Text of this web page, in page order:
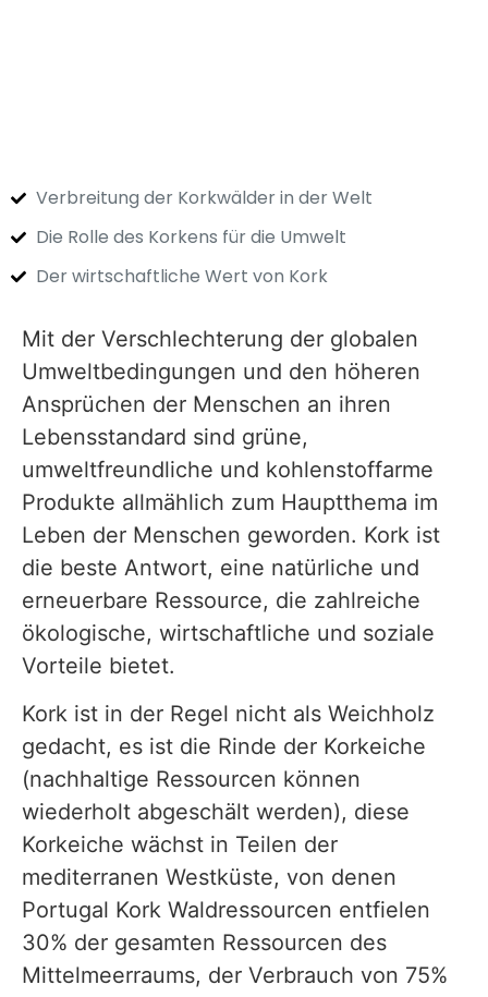
Verbreitung der Korkwälder in der Welt
Die Rolle des Korkens für die Umwelt
Der wirtschaftliche Wert von Kork
Mit der Verschlechterung der globalen
Umweltbedingungen und den höheren
Ansprüchen der Menschen an ihren
Lebensstandard sind grüne,
umweltfreundliche und kohlenstoffarme
Produkte allmählich zum Hauptthema im
Leben der Menschen geworden. Kork ist
die beste Antwort, eine natürliche und
erneuerbare Ressource, die zahlreiche
ökologische, wirtschaftliche und soziale
Vorteile bietet.
Kork ist in der Regel nicht als Weichholz
gedacht, es ist die Rinde der Korkeiche
(nachhaltige Ressourcen können
wiederholt abgeschält werden), diese
Korkeiche wächst in Teilen der
mediterranen Westküste, von denen
Portugal Kork Waldressourcen entfielen
30% der gesamten Ressourcen des
Mittelmeerraums, der Verbrauch von 75%